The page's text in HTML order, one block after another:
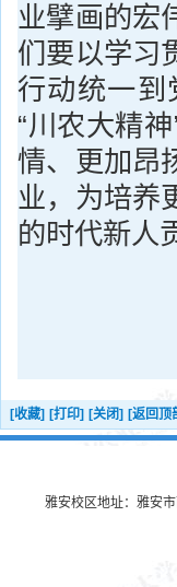
业擘画的宏
们要以学习
行动统一
“川农大精
情、更加昂
业，为培养
的时代新人
[收藏] [打印] [关闭] [返回顶
雅安校区地址：雅安